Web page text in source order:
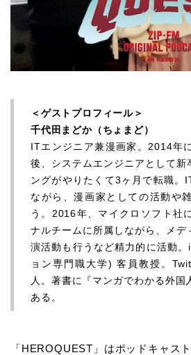
＜ゲストプロフィール＞
千代田まどか（ちょまど）
ITエンジニア兼漫画家。2014年
後、システムエンジニアとして新
ングがやりたくて3ヶ月で転職。
ながら、漫画家としての活動や
う。2016年、マイクロソフト社
ナルチームに所属しながら、メデ
演活動も行うなど精力的に活動
ョン専門職大学) 客員教授。
人。著書に『マンガでわかる外
ある。
「HEROQUEST」はポッドキャス